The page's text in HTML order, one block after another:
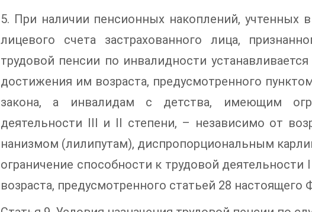
5. При наличии пенсионных накоплений, учтенных
лицевого счета застрахованного лица,
трудовой пенсии по инвалидности
достижения им возраста, предусмотренного
закона, а инвалидам с детства, имеющим
деятельности III и II степени, – независимо от
нанизмом (лилипутам), диспропорциональным
ограничение способности к трудовой
возраста, предусмотренного статьей 28